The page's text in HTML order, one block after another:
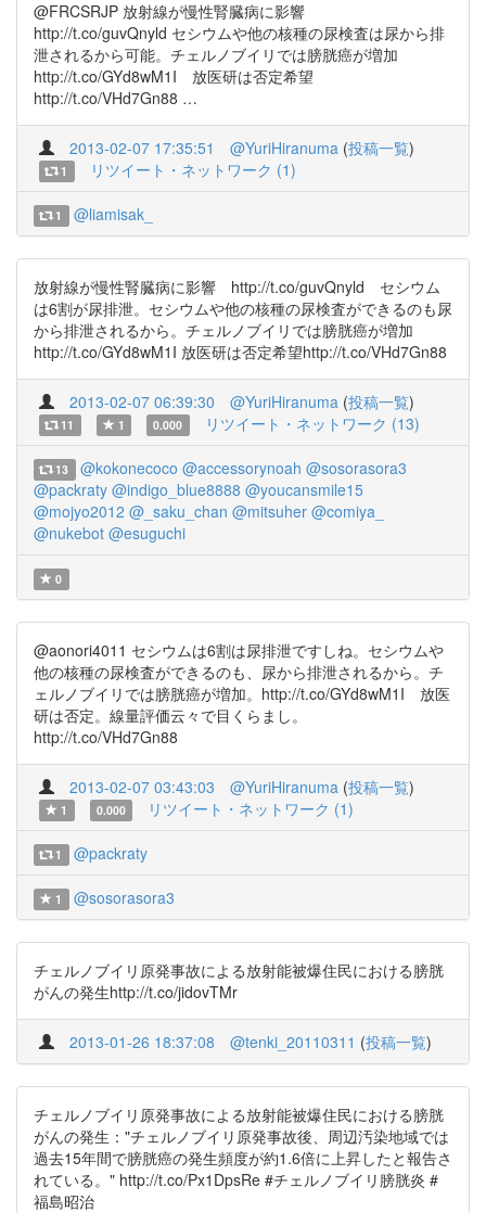
@FRCSRJP 放射線が慢性腎臓病に影響
http://t.co/guvQnyld セシウムや他の核種の尿検査は尿から排
泄されるから可能。チェルノブイリでは膀胱癌が増加
http://t.co/GYd8wM1I 放医研は否定希望
http://t.co/VHd7Gn88 …
2013-02-07 17:35:51 @YuriHiranuma (投稿一覧)
1 リツイート・ネットワーク (1)
1 @liamisak_
放射線が慢性腎臓病に影響 http://t.co/guvQnyld セシウム
は6割が尿排泄。セシウムや他の核種の尿検査ができるのも尿
から排泄されるから。チェルノブイリでは膀胱癌が増加
http://t.co/GYd8wM1I 放医研は否定希望http://t.co/VHd7Gn88
2013-02-07 06:39:30 @YuriHiranuma (投稿一覧)
11 1 0.000 リツイート・ネットワーク (13)
13 @kokonecoco @accessorynoah @sosorasora3
@packraty @indigo_blue8888 @youcansmile15
@mojyo2012 @_saku_chan @mitsuher @comiya_
@nukebot @esuguchi
0
@aonori4011 セシウムは6割は尿排泄ですしね。セシウムや
他の核種の尿検査ができるのも、尿から排泄されるから。チ
ェルノブイリでは膀胱癌が増加。http://t.co/GYd8wM1I 放医
研は否定。線量評価云々で目くらまし。
http://t.co/VHd7Gn88
2013-02-07 03:43:03 @YuriHiranuma (投稿一覧)
1 0.000 リツイート・ネットワーク (1)
1 @packraty
1 @sosorasora3
チェルノブイリ原発事故による放射能被爆住民における膀胱
がんの発生http://t.co/jidovTMr
2013-01-26 18:37:08 @tenki_20110311 (投稿一覧)
チェルノブイリ原発事故による放射能被爆住民における膀胱
がんの発生："チェルノブイリ原発事故後、周辺汚染地域では
過去15年間で膀胱癌の発生頻度が約1.6倍に上昇したと報告さ
れている。" http://t.co/Px1DpsRe #チェルノブイリ膀胱炎 #
福島昭治